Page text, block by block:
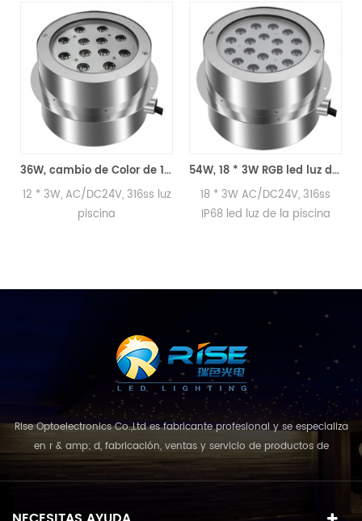
36W, cambio de Color de 12 * 3W led luz de la piscina
12 * 3W, AC/DC24V, 316ss luz
piscina
54W, 18 * 3W RGB led luz de la piscina bajo el agua
18 * 3W AC/DC24V, 316ss
IP68 led luz de la piscina
Rise Optoelectronics Co.,Ltd es fabricante profesional y se especializa
en r & amp; d, fabricación, ventas y servicio de productos de
iluminación led, con una amplia variedad de unidades de
iluminación para uso residencial, comercial y de paisaje. con el